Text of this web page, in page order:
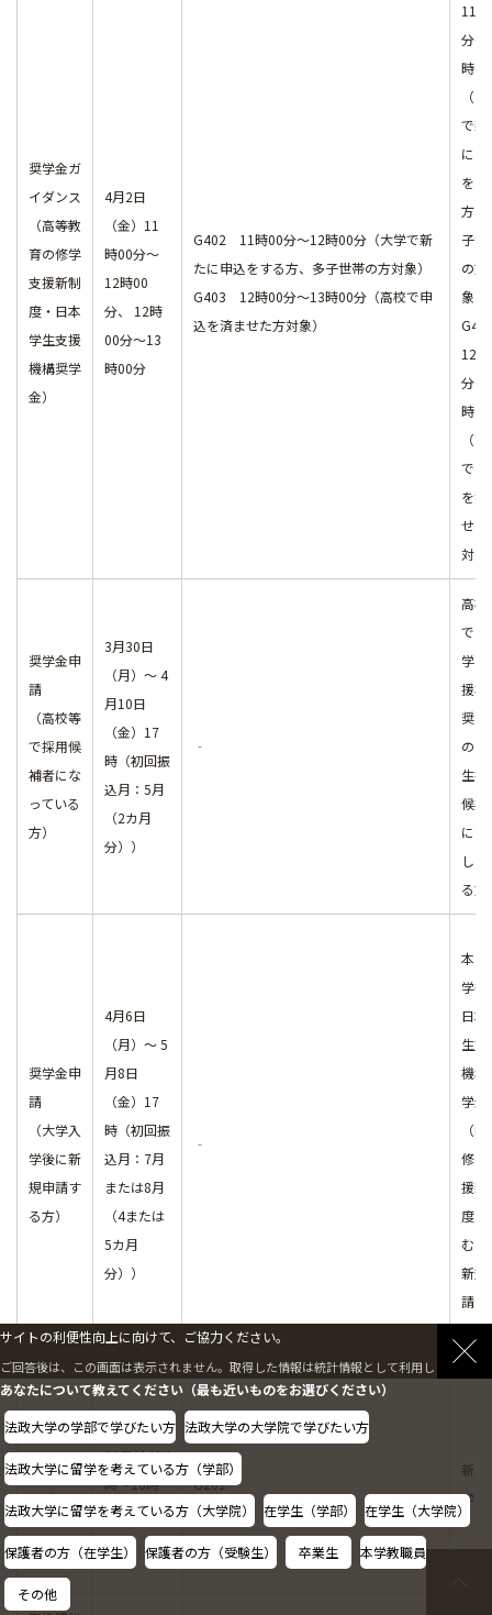
奨学金ガ
イダンス
（高等教
育の修学
支援新制
度・日本
学生支援
機構奨学
金）
4月2日
（金）11
時00分～
12時00
分、 12時
00分～13
時00分
G402 11時00分～12時00分（大学で新
たに申込をする方、多子世帯の方対象）
G403 12時00分～13時00分（高校で申
込を済ませた方対象）
11
分～
時
（
で新
に申
をす
方、
子世
の方
象）
12
分～
時
（
で申
を済
せた
対象
奨学金申
請
（高校等
で採用候
補者にな
っている
方）
3月30日
（月）～ 4
月10日
（金）17
時（初回振
込月：5月
（2カ月
分））
‐
高校
で日
学生
援機
奨学
の奨
生採
候補
に決
して
る方
奨学金申
請
（大学入
学後に新
規申請す
る方）
4月6日
（月）～ 5
月8日
（金）17
時（初回振
込月：7月
または8月
（4または
5カ月
分））
‐
本学
学後
日本
生支
機構
学金
（
修学
援新
度を
む）
新規
請す
方
留学生ガ
イダンス
31日(火)14
時～16時
30分
G201
新入
学生
サイトの利便性向上に向けて、ご協力ください。
ご回答後は、この画面は表示されません。取得した情報は統計情報として利用します。
あなたについて教えてください（最も近いものをお選びください）
法政大学の学部で学びたい方 法政大学の大学院で学びたい方
法政大学に留学を考えている方（学部）
法政大学に留学を考えている方（大学院） 在学生（学部） 在学生（大学院）
保護者の方（在学生） 保護者の方（受験生） 卒業生 本学教職員
その他